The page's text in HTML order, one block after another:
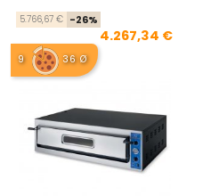
Precio
5.766,67 € -26%
4.267,34 €
9 36 Ø